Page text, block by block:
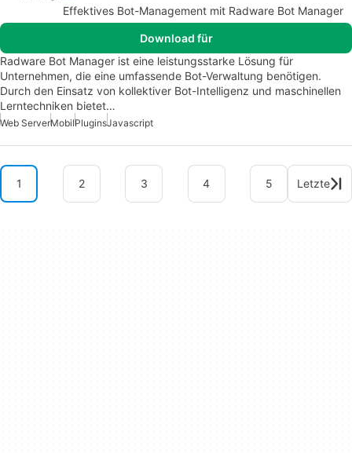
Effektives Bot-Management mit Radware Bot Manager
Download für
Radware Bot Manager ist eine leistungsstarke Lösung für
Unternehmen, die eine umfassende Bot-Verwaltung benötigen.
Durch den Einsatz von kollektiver Bot-Intelligenz und maschinellen
Lerntechniken bietet…
Web ServerMobilPluginsJavascript
1 2 3 4 5 Letzte